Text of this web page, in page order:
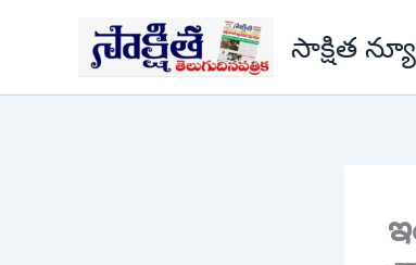
సాక్షిత